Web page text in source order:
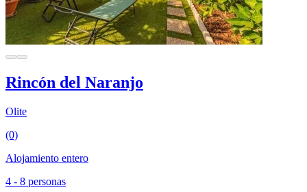
Rincón del Naranjo
Olite
(0)
Alojamiento entero
4 - 8 personas